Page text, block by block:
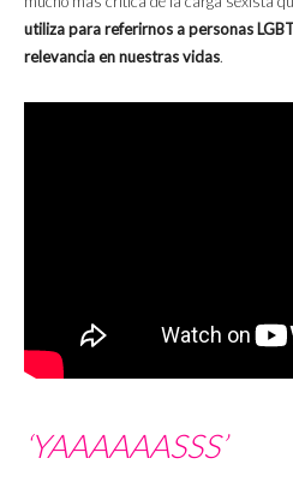
utiliza para referirnos a personas
relevancia en nuestras vidas.
‘YAAAAAASSS’